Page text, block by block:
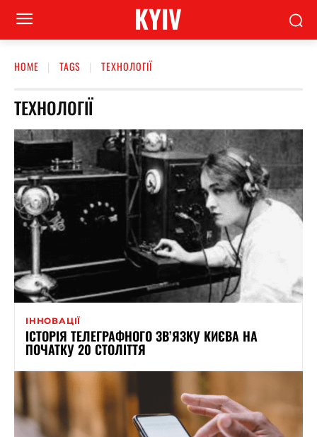
KYIV
HOME TAGS ТЕХНОЛОГІЇ
ТЕХНОЛОГІЇ
ІННОВАЦІЇ
ІСТОРІЯ ТЕЛЕГРАФНОГО ЗВ’ЯЗКУ КИЄВА НА
ПОЧАТКУ 20 СТОЛІТТЯ